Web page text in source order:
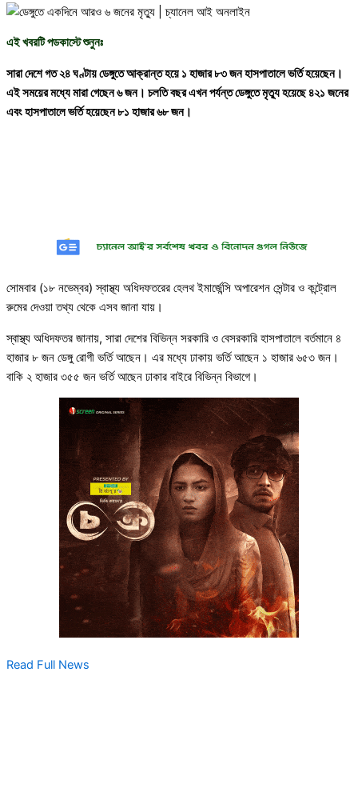
এই খবরটি পডকাস্টে শুনুনঃ
সারা দেশে গত ২৪ ঘণ্টায় ডেঙ্গুতে আক্রান্ত হয়ে ১ হাজার ৮৩ জন হাসপাতালে ভর্তি হয়েছেন।
এই সময়ের মধ্যে মারা গেছেন ৬ জন। চলতি বছর এখন পর্যন্ত ডেঙ্গুতে মৃত্যু হয়েছে ৪২১ জনের
এবং হাসপাতালে ভর্তি হয়েছেন ৮১ হাজার ৬৮ জন।
সোমবার (১৮ নভেম্বর) স্বাস্থ্য অধিদফতরের হেলথ ইমার্জেন্সি অপারেশন সেন্টার ও কন্ট্রোল
রুমের দেওয়া তথ্য থেকে এসব জানা যায়।
স্বাস্থ্য অধিদফতর জানায়, সারা দেশের বিভিন্ন সরকারি ও বেসরকারি হাসপাতালে বর্তমানে ৪
হাজার ৮ জন ডেঙ্গু রোগী ভর্তি আছেন। এর মধ্যে ঢাকায় ভর্তি আছেন ১ হাজার ৬৫৩ জন।
বাকি ২ হাজার ৩৫৫ জন ভর্তি আছেন ঢাকার বাইরে বিভিন্ন বিভাগে।
Read Full News